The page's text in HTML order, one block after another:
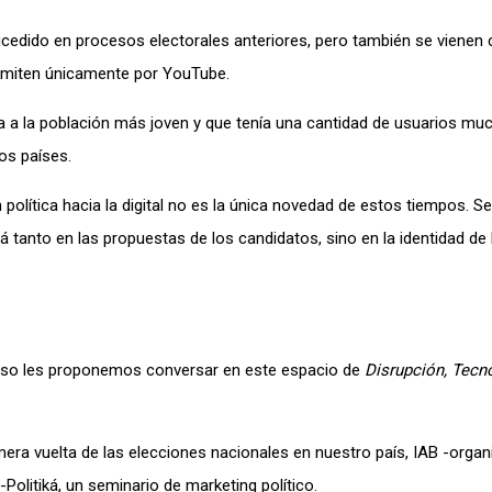
en procesos electorales anteriores, pero también se vienen
únicamente por YouTube.
a la población más joven y que tenía una cantidad de usuarios
países.
hacia la digital no es la única novedad de estos tiempos.
en las propuestas de los candidatos, sino en la identidad de
les proponemos conversar en este espacio de Disrupción,
vuelta de las elecciones nacionales en nuestro país, IAB -
un seminario de marketing político.